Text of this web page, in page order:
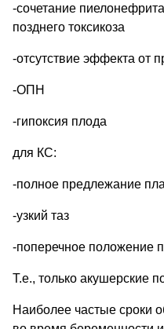
-сочетание
позднего токсикоза
-отсутствие эффекта от
-ОПН
-гипоксия плода
для КС:
-полное предлежание
-узкий таз
-поперечное положение
Т.е., только акушерские
Наиболее частые сроки